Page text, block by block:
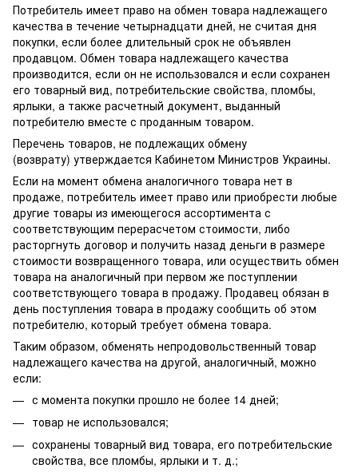
Потребитель имеет право на обмен товара надлежащего
качества в течение четырнадцати дней, не считая дня
покупки, если более длительный срок не объявлен
продавцом. Обмен товара надлежащего качества
производится, если он не использовался и если сохранен
его товарный вид, потребительские свойства, пломбы,
ярлыки, а также расчетный документ, выданный
потребителю вместе с проданным товаром.
Перечень товаров, не подлежащих обмену
(возврату) утверждается Кабинетом Министров Украины.
Если на момент обмена аналогичного товара нет в
продаже, потребитель имеет право или приобрести любые
другие товары из имеющегося ассортимента с
соответствующим перерасчетом стоимости, либо
расторгнуть договор и получить назад деньги в размере
стоимости возвращенного товара, или осуществить обмен
товара на аналогичный при первом же поступлении
соответствующего товара в продажу. Продавец обязан в
день поступления товара в продажу сообщить об этом
потребителю, который требует обмена товара.
Таким образом, обменять непродовольственный товар
надлежащего качества на другой, аналогичный, можно
если:
с момента покупки прошло не более 14 дней;
товар не использовался;
сохранены товарный вид товара, его потребительские
свойства, все пломбы, ярлыки и т. д.;